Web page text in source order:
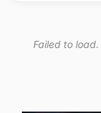
Failed to load.